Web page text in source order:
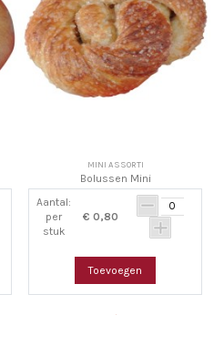
MINI ASSORTI
Bolussen Mini
Aantal:
per
stuk
€ 0,80
Toevoegen